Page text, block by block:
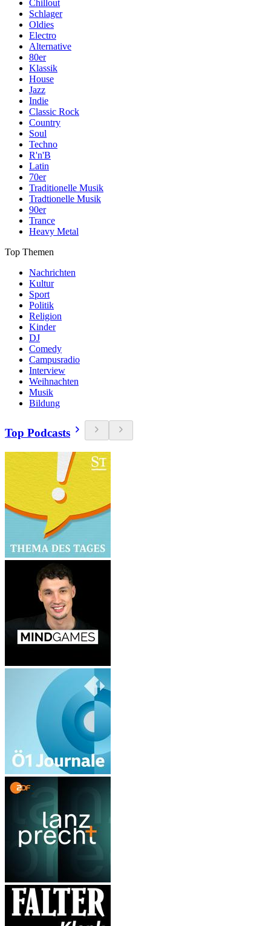
Chillout
Schlager
Oldies
Electro
Alternative
80er
Klassik
House
Jazz
Indie
Classic Rock
Country
Soul
Techno
R'n'B
Latin
70er
Traditionelle Musik
Tradtionelle Musik
90er
Trance
Heavy Metal
Top Themen
Nachrichten
Kultur
Sport
Politik
Religion
Kinder
DJ
Comedy
Campusradio
Interview
Weihnachten
Musik
Bildung
Top Podcasts